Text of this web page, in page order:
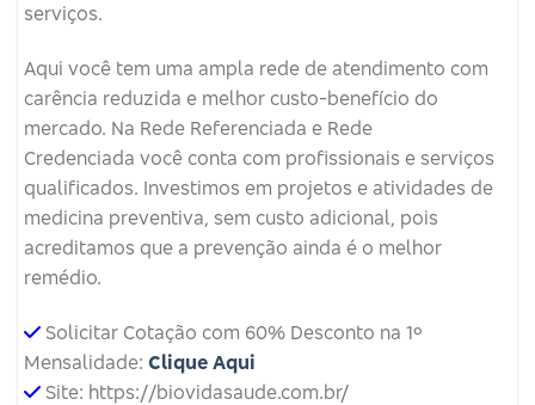
serviços.
Aqui você tem uma ampla rede de atendimento com
carência reduzida e melhor custo-benefício do
mercado. Na Rede Referenciada e Rede
Credenciada você conta com profissionais e serviços
qualificados. Investimos em projetos e atividades de
medicina preventiva, sem custo adicional, pois
acreditamos que a prevenção ainda é o melhor
remédio.
Solicitar Cotação com 60% Desconto na 1º
Mensalidade: Clique Aqui
Site: https://biovidasaude.com.br/